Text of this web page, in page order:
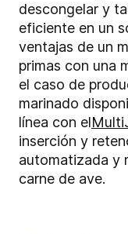
descongelar y
eficiente en un
ventajas de un
primas con una
el caso de
marinado
línea con el
inserción y
automatizada y
carne de ave.